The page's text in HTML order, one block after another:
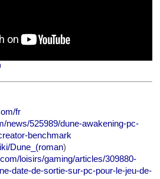
fr
news/525989/dune-awakening-pc-
benchmark
Dune_(roman)
loisirs/gaming/articles/309880-
date-de-sortie-sur-pc-pour-le-jeu-de-